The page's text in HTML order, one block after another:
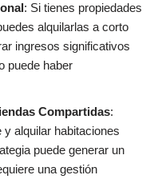
: Si tienes propiedades
alquilarlas a corto
ingresos significativos
puede haber
Compartidas:
alquilar habitaciones
puede generar un
una gestión